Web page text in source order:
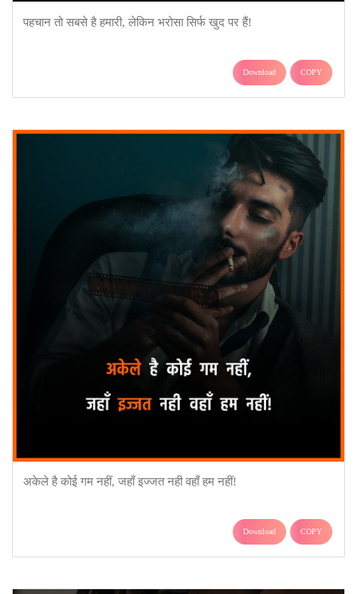
पहचान तो सबसे है हमारी, लेकिन भरोसा सिर्फ खुद पर हैं!
Download COPY
अकेले है कोई गम नहीं, जहाँ इज्जत नही वहाँ हम नहीं!
Download COPY